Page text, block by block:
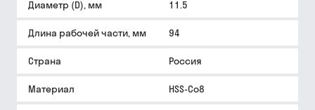
Диаметр (D), мм 11.5
Длина рабочей части, мм 94
Страна Россия
Материал HSS-Co8